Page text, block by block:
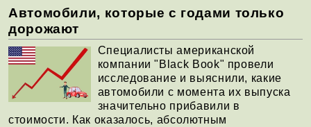
Автомобили, которые с годами только
дорожают
Специалисты американской
компании "Black Book" провели
исследование и выяснили, какие
автомобили с момента их выпуска
значительно прибавили в
стоимости. Как оказалось, абсолютным